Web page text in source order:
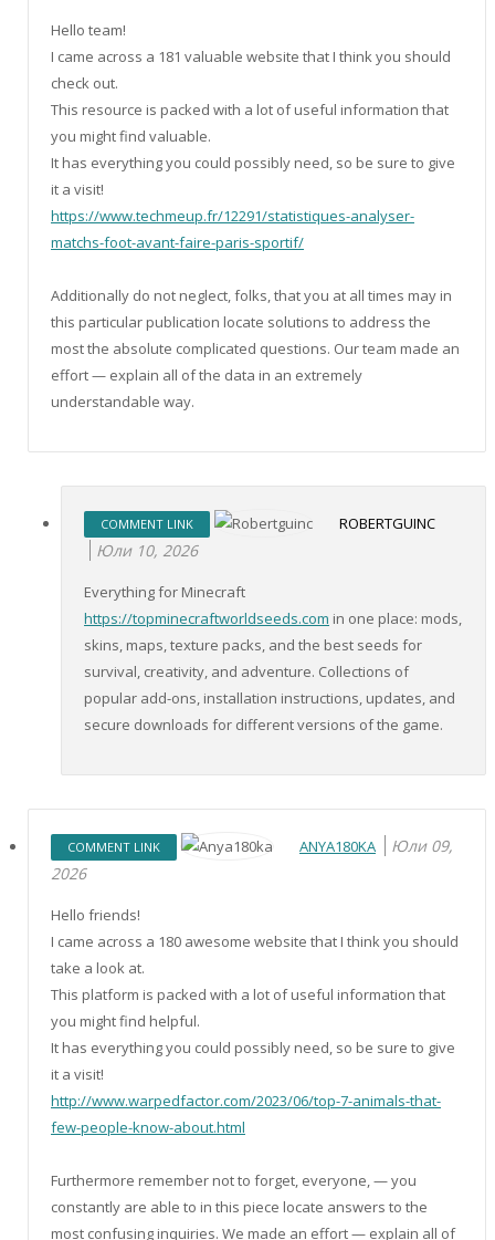
Hello team!
I came across a 181 valuable website that I think you should
check out.
This resource is packed with a lot of useful information that
you might find valuable.
It has everything you could possibly need, so be sure to give
it a visit!
https://www.techmeup.fr/12291/statistiques-analyser-
matchs-foot-avant-faire-paris-sportif/
Additionally do not neglect, folks, that you at all times may in
this particular publication locate solutions to address the
most the absolute complicated questions. Our team made an
effort — explain all of the data in an extremely
understandable way.
COMMENT LINK ROBERTGUINC
Юли 10, 2026
Everything for Minecraft
https://topminecraftworldseeds.com in one place: mods,
skins, maps, texture packs, and the best seeds for
survival, creativity, and adventure. Collections of
popular add-ons, installation instructions, updates, and
secure downloads for different versions of the game.
COMMENT LINK ANYA180KA
Юли 09,
2026
Hello friends!
I came across a 180 awesome website that I think you should
take a look at.
This platform is packed with a lot of useful information that
you might find helpful.
It has everything you could possibly need, so be sure to give
it a visit!
http://www.warpedfactor.com/2023/06/top-7-animals-that-
few-people-know-about.html
Furthermore remember not to forget, everyone, — you
constantly are able to in this piece locate answers to the
most confusing inquiries. We made an effort — explain all of